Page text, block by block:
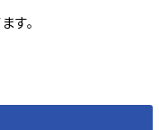
す。